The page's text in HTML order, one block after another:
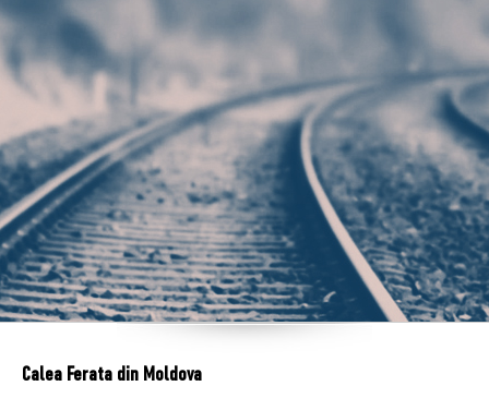
Calea Ferata din Moldova